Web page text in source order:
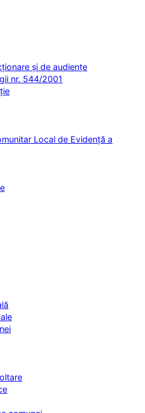
și de audiențe
nr. 544/2001
Local de Evidență a